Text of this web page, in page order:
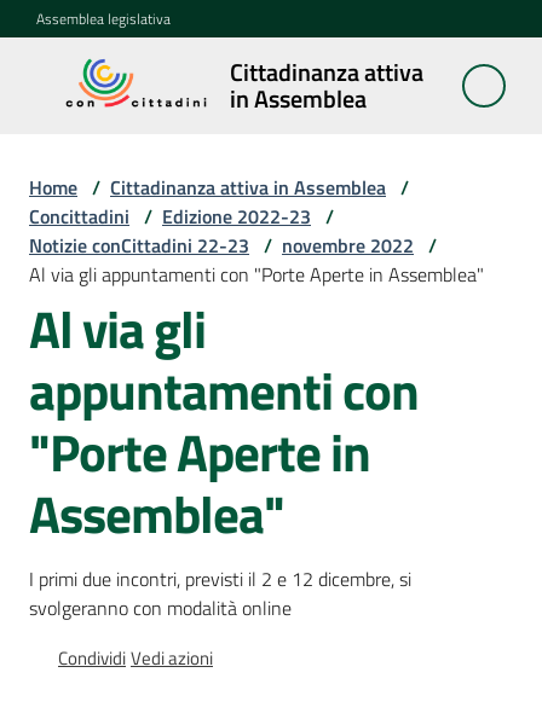
Vai al contenuto
Vai alla navigazione
Vai al footer
Assemblea legislativa
Cittadinanza attiva
in Assemblea
Cittadinanza
attiva in
Concittadini
Menu selezionato
Porte
aperte
Assemblea
Mostre
itineranti
sulla
memoria
Home / Cittadinanza attiva in Assemblea /
Concittadini / Edizione 2022-23 /
Notizie conCittadini 22-23 / novembre 2022 /
Al via gli appuntamenti con "Porte Aperte in Assemblea"
Al via gli
appuntamenti con
"Porte Aperte in
Assemblea"
I primi due incontri, previsti il 2 e 12 dicembre, si
svolgeranno con modalità online
CondividiVedi azioni